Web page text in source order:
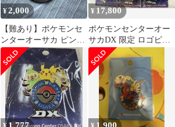
¥2,000
【難あり】ポケモンセ
ンターオーサカ ピンバ
ッジ 初代
¥ 17,800
ポケモンセンターオー
サカDX 限定 ロゴピン
ズ 5個セット